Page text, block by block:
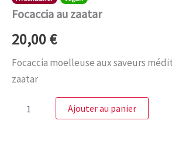
Focaccia au zaatar
20,00€
Focaccia moelleuse aux saveurs
zaatar
Ajouter au panier